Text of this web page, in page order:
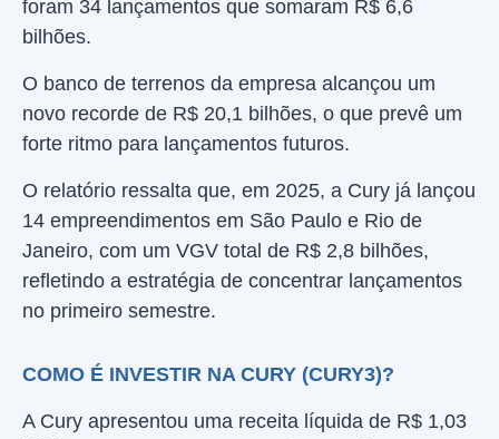
foram 34 lançamentos que somaram R$ 6,6
bilhões.
O banco de terrenos da empresa alcançou um
novo recorde de R$ 20,1 bilhões, o que prevê um
forte ritmo para lançamentos futuros.
O relatório ressalta que, em 2025, a Cury já lançou
14 empreendimentos em São Paulo e Rio de
Janeiro, com um VGV total de R$ 2,8 bilhões,
refletindo a estratégia de concentrar lançamentos
no primeiro semestre.
COMO É INVESTIR NA CURY (CURY3)?
A Cury apresentou uma receita líquida de R$ 1,03